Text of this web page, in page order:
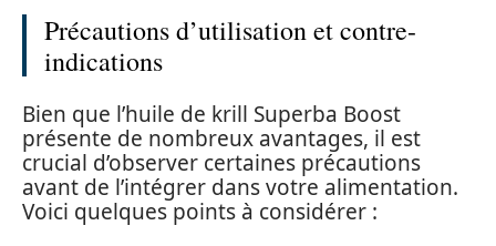
Précautions d’utilisation et contre-
indications
Bien que l’huile de krill Superba Boost
présente de nombreux avantages, il est
crucial d’observer certaines précautions
avant de l’intégrer dans votre alimentation.
Voici quelques points à considérer :